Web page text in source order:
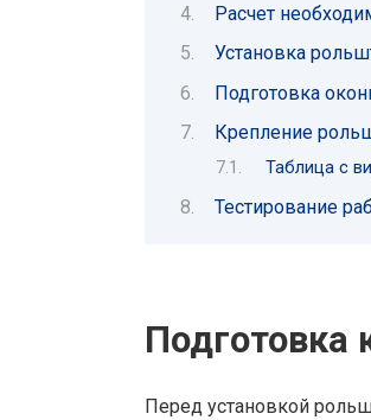
Расчет
Установка
Подготовка
Крепление
Таблица с
Тестирование
Подготовка
Перед установкой